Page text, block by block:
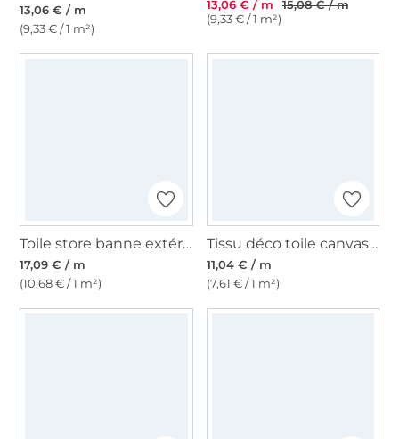
13,06 € / m
(9,33 € / 1 m²)
13,06 € / m
15,08 € / m
(9,33 € / 1 m²)
Toile store banne extérieur 160cm déperlant, uni, beige clair
17,09 € / m
(10,68 € / 1 m²)
Tissu déco toile canvas uni, sable
11,04 € / m
(7,61 € / 1 m²)